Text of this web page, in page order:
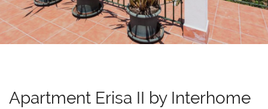
Apartment Erisa II by Interhome